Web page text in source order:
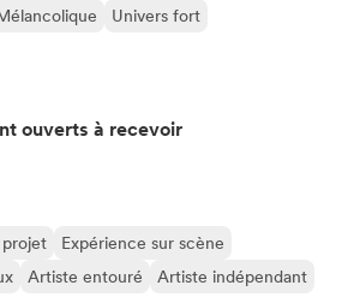
Univers fort
ouverts à recevoir
Expérience sur scène
Artiste entouré
Artiste indépendant